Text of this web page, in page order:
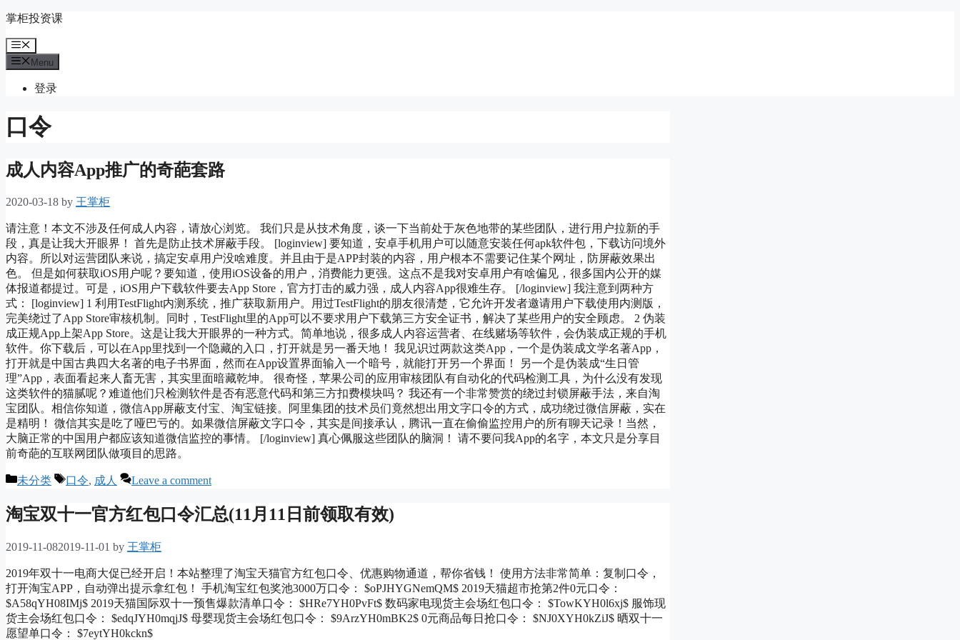
Skip
content
掌柜投资课
Menu
Menu
登录
口令
成人内容App推广的奇葩套路
2020-03-18 by 王掌柜
请注意！本文不涉及任何成人内容，请放心浏览。 我们只是从技术角度，谈一下当前处于灰色地带的某些团队，进行用户拉新的手
段，真是让我大开眼界！ 首先是防止技术屏蔽手段。 [loginview] 要知道，安卓手机用户可以随意安装任何apk软件包，下载访问境外
内容。所以对运营团队来说，搞定安卓用户没啥难度。并且由于是APP封装的内容，用户根本不需要记住某个网址，防屏蔽效果出
色。 但是如何获取iOS用户呢？要知道，使用iOS设备的用户，消费能力更强。这点不是我对安卓用户有啥偏见，很多国内公开的媒
体报道都提过。可是，iOS用户下载软件要去App Store，官方打击的威力强，成人内容App很难生存。 [/loginview] 我注意到两种方
式： [loginview] 1 利用TestFlight内测系统，推广获取新用户。用过TestFlight的朋友很清楚，它允许开发者邀请用户下载使用内测版，
完美绕过了App Store审核机制。同时，TestFlight里的App可以不要求用户下载第三方安全证书，解决了某些用户的安全顾虑。 2 伪装
成正规App上架App Store。这是让我大开眼界的一种方式。简单地说，很多成人内容运营者、在线赌场等软件，会伪装成正规的手机
软件。你下载后，可以在App里找到一个隐藏的入口，打开就是另一番天地！ 我见识过两款这类App，一个是伪装成文学名著App，
打开就是中国古典四大名著的电子书界面，然而在App设置界面输入一个暗号，就能打开另一个界面！ 另一个是伪装成“生日管
理”App，表面看起来人畜无害，其实里面暗藏乾坤。 很奇怪，苹果公司的应用审核团队有自动化的代码检测工具，为什么没有发现
这类软件的猫腻呢？难道他们只检测软件是否有恶意代码和第三方扣费模块吗？ 我还有一个非常赞赏的绕过封锁屏蔽手法，来自淘
宝团队。相信你知道，微信App屏蔽支付宝、淘宝链接。阿里集团的技术员们竟然想出用文字口令的方式，成功绕过微信屏蔽，实在
是精明！ 微信其实是吃了哑巴亏的。如果微信屏蔽文字口令，其实是间接承认，腾讯一直在偷偷监控用户的所有聊天记录！当然，
大脑正常的中国用户都应该知道微信监控的事情。 [/loginview] 真心佩服这些团队的脑洞！ 请不要问我App的名字，本文只是分享目
前奇葩的互联网团队做项目的思路。
Categories
未分类 Tags
口令, 成人 Leave a comment
淘宝双十一官方红包口令汇总(11月11日前领取有效)
2019-11-082019-11-01 by 王掌柜
2019年双十一电商大促已经开启！本站整理了淘宝天猫官方红包口令、优惠购物通道，帮你省钱！ 使用方法非常简单：复制口令，
打开淘宝APP，自动弹出提示拿红包！ 手机淘宝红包奖池3000万口令： $oPJHYGNemQM$ 2019天猫超市抢第2件0元口令：
$A58qYH08IMj$ 2019天猫国际双十一预售爆款清单口令： $HRe7YH0PvFt$ 数码家电现货主会场红包口令： $TowKYH0l6xj$ 服饰现
货主会场红包口令： $edqJYH0mqjJ$ 母婴现货主会场红包口令： $9ArzYH0mBK2$ 0元商品每日抢口令： $NJ0XYH0kZiJ$ 晒双十一
愿望单口令： $7eytYH0kckn$